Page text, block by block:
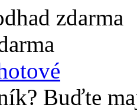
zdarma
Buďte